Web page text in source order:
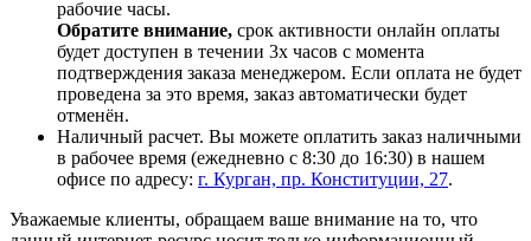
рабочие часы.
Обратите внимание, срок активности онлайн оплаты
будет доступен в течении 3х часов с момента
подтверждения заказа менеджером. Если оплата не будет
проведена за это время, заказ автоматически будет
отменён.
Наличный расчет. Вы можете оплатить заказ наличными
в рабочее время (ежедневно с 8:30 до 16:30) в нашем
офисе по адресу: г. Курган, пр. Конституции, 27.
Уважаемые клиенты, обращаем ваше внимание на то, что